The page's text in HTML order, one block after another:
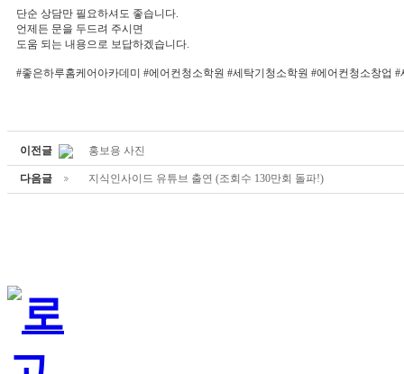
단순 상담만 필요하셔도 좋습니다.
언제든 문을 두드려 주시면
도움 되는 내용으로 보답하겠습니다.
#좋은하루홈케어아카데미 #에어컨청소학원 #세탁기청소학원 #에어컨청소창업
이전글 홍보용 사진
다음글 지식인사이드 유튜브 출연 (조회수 130만회 돌파!)